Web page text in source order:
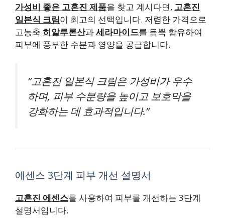
가성비 좋은 고혼진 제품을 찾고 계시다면, 고혼진
일본식 크림이 최고의 선택입니다. 저렴한 가격으로
고농축 히알루론산과세라마이드를 듬뿍 함유하여
피부에 풍부한 수분과 영양을 공급합니다.
“고혼진 일본식 크림은 가성비가 우수
하며, 피부 수분량을 높이고 보호막을
강화하는 데 효과적입니다.”
에센스 3단계 피부 개선 설명서
고혼진 에센스를 사용하여 피부를 개선하는 3단계
설명서입니다.